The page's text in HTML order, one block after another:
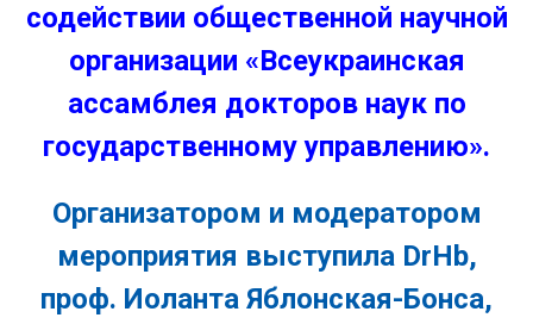
содействии общественной научной
организации «Всеукраинская
ассамблея докторов наук по
государственному управлению».
Организатором и модератором
мероприятия выступила DrHb,
проф. Иоланта Яблонская-Бонса,